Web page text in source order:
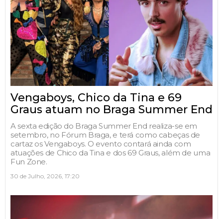
Vengaboys, Chico da Tina e 69
Graus atuam no Braga Summer End
A sexta edição do Braga Summer End realiza-se em
setembro, no Fórum Braga, e terá como cabeças de
cartaz os Vengaboys. O evento contará ainda com
atuações de Chico da Tina e dos 69 Graus, além de uma
Fun Zone.
30 de Julho, 2026, 17:20